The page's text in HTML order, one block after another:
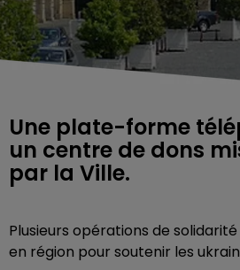
Une plate-forme
un centre de dons
par la Ville.
Plusieurs opérations de
en région pour soutenir les